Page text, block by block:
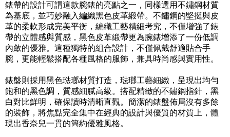
錶帶的設計可謂這款腕錶的亮點之一，同樣選用不鏽鋼材質
為基底，並巧妙融入編織黑色皮革緞帶。不鏽鋼的堅挺與皮
革的柔軟形成完美平衡，編織工藝精細考究，不僅增強了錶
帶的立體感與質感，黑色皮革緞帶更為腕錶增添了一份低調
內斂的優雅。這種獨特的組合設計，不僅佩戴舒適貼合手
腕，更能輕鬆搭配各種風格的服飾，兼具時尚感與實用性。
錶盤則採用黑色琺瑯材質打造，琺瑯工藝細緻，呈現出均勻
飽和的黑色調，質感細膩高級。搭配精緻的不鏽鋼指針，黑
白對比鮮明，確保讀時清晰直觀。簡潔的錶盤佈局沒有多餘
的裝飾，將焦點完全集中在經典的設計與優質的材質上，體
現出香奈兒一貫的簡約優雅風格。